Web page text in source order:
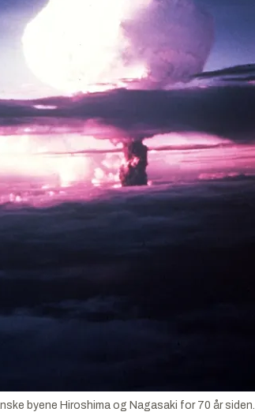
byene Hiroshima og Nagasaki for 70 år siden.